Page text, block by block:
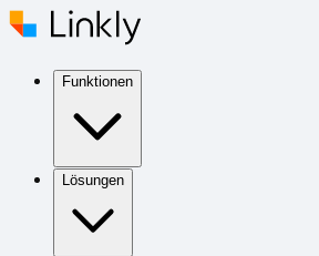
Funktionen
Lösungen